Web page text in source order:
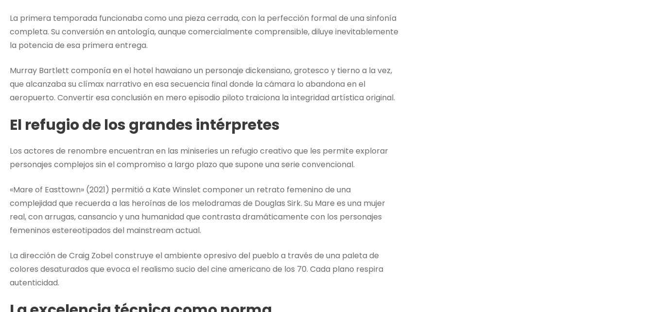
La primera temporada funcionaba como una pieza cerrada, con la perfección formal de una sinfonía
completa. Su conversión en antología, aunque comercialmente comprensible, diluye inevitablemente
la potencia de esa primera entrega.
Murray Bartlett componía en el hotel hawaiano un personaje dickensiano, grotesco y tierno a la vez,
que alcanzaba su clímax narrativo en esa secuencia final donde la cámara lo abandona en el
aeropuerto. Convertir esa conclusión en mero episodio piloto traiciona la integridad artística original.
El refugio de los grandes intérpretes
Los actores de renombre encuentran en las miniseries un refugio creativo que les permite explorar
personajes complejos sin el compromiso a largo plazo que supone una serie convencional.
«Mare of Easttown» (2021) permitió a Kate Winslet componer un retrato femenino de una
complejidad que recuerda a las heroínas de los melodramas de Douglas Sirk. Su Mare es una mujer
real, con arrugas, cansancio y una humanidad que contrasta dramáticamente con los personajes
femeninos estereotipados del mainstream actual.
La dirección de Craig Zobel construye el ambiente opresivo del pueblo a través de una paleta de
colores desaturados que evoca el realismo sucio del cine americano de los 70. Cada plano respira
autenticidad.